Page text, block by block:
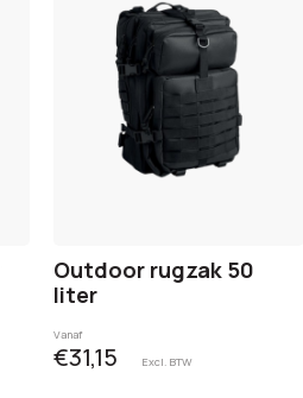
Outdoor rugzak 50
liter
Vanaf
€31,15 Excl. BTW